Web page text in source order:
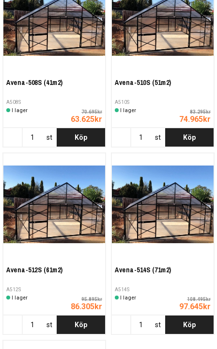
Avena-508S (41m2)
A508S
I lager
70.695kr
63.625kr
st Köp
Avena-510S (51m2)
A510S
I lager
83.295kr
74.965kr
st Köp
Avena-512S (61m2)
A512S
I lager
95.895kr
86.305kr
st Köp
Avena-514S (71m2)
A514S
I lager
108.495kr
97.645kr
st Köp